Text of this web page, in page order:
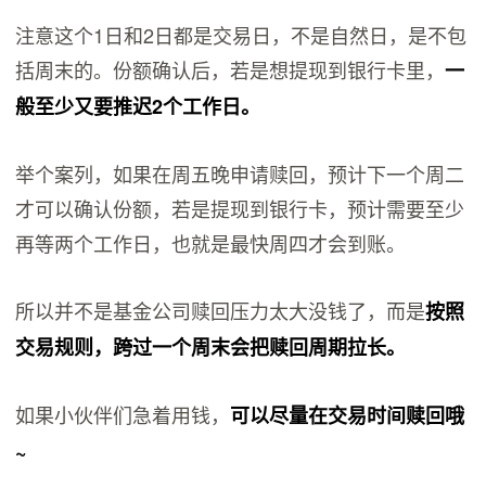
注意这个1日和2日都是交易日，不是自然日，是不包
括周末的。份额确认后，若是想提现到银行卡里，一
般至少又要推迟2个工作日。
举个案列，如果在周五晚申请赎回，预计下一个周二
才可以确认份额，若是提现到银行卡，预计需要至少
再等两个工作日，也就是最快周四才会到账。
所以并不是基金公司赎回压力太大没钱了，而是按照
交易规则，跨过一个周末会把赎回周期拉长。
如果小伙伴们急着用钱， 可以尽量在交易时间赎回哦
~